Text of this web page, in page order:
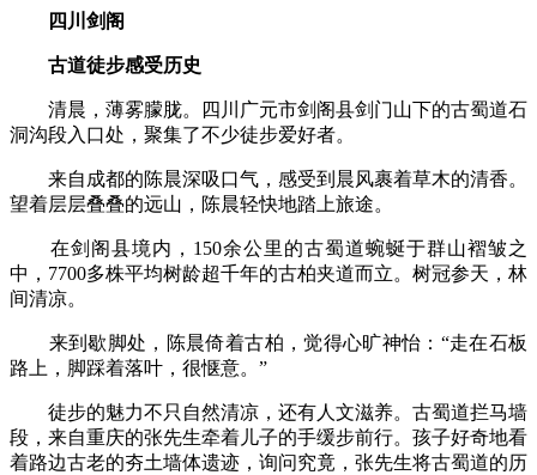
四川剑阁
古道徒步感受历史
清晨，薄雾朦胧。四川广元市剑阁县剑门山下的古蜀道石
洞沟段入口处，聚集了不少徒步爱好者。
来自成都的陈晨深吸口气，感受到晨风裹着草木的清香。
望着层层叠叠的远山，陈晨轻快地踏上旅途。
在剑阁县境内，150余公里的古蜀道蜿蜒于群山褶皱之
中，7700多株平均树龄超千年的古柏夹道而立。树冠参天，林
间清凉。
来到歇脚处，陈晨倚着古柏，觉得心旷神怡：“走在石板
路上，脚踩着落叶，很惬意。”
徒步的魅力不只自然清凉，还有人文滋养。古蜀道拦马墙
段，来自重庆的张先生牵着儿子的手缓步前行。孩子好奇地看
着路边古老的夯土墙体遗迹，询问究竟，张先生将古蜀道的历